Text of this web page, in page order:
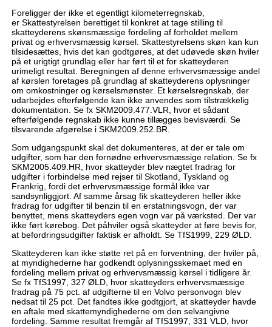
Foreligger der ikke et egentligt kilometerregnskab,
er Skattestyrelsen berettiget til konkret at tage stilling til
skatteyderens skønsmæssige fordeling af forholdet mellem
privat og erhvervsmæssig kørsel. Skattestyrelsens skøn kan kun
tilsidesættes, hvis det kan godtgøres, at det udøvede skøn hviler
på et urigtigt grundlag eller har ført til et for skatteyderen
urimeligt resultat. Beregningen af denne erhvervsmæssige andel
af kørslen foretages på grundlag af skatteyderens oplysninger
om omkostninger og kørselsmønster. Et kørselsregnskab, der
udarbejdes efterfølgende kan ikke anvendes som tilstrækkelig
dokumentation. Se fx SKM2009.477.VLR, hvor et sådant
efterfølgende regnskab ikke kunne tillægges bevisværdi. Se
tilsvarende afgørelse i SKM2009.252.BR.
Som udgangspunkt skal det dokumenteres, at der er tale om
udgifter, som har den fornødne erhvervsmæssige relation. Se fx
SKM2005.409.HR, hvor skatteyder blev nægtet fradrag for
udgifter i forbindelse med rejser til Skotland, Tyskland og
Frankrig, fordi det erhvervsmæssige formål ikke var
sandsynliggjort. Af samme årsag fik skatteyderen heller ikke
fradrag for udgifter til benzin til en erstatningsvogn, der var
benyttet, mens skatteyders egen vogn var på værksted. Der var
ikke ført kørebog. Det påhviler også skatteyder at føre bevis for,
at befordringsudgifter faktisk er afholdt. Se TfS1999, 229 ØLD.
Skatteyderen kan ikke støtte ret på en forventning, der hviler på,
at myndighederne har godkendt oplysningsskemaet med en
fordeling mellem privat og erhvervsmæssig kørsel i tidligere år.
Se fx TfS1997, 327 ØLD, hvor skatteyders erhvervsmæssige
fradrag på 75 pct. af udgifterne til en Volvo personvogn blev
nedsat til 25 pct. Det fandtes ikke godtgjort, at skatteyder havde
en aftale med skattemyndighederne om den selvangivne
fordeling. Samme resultat fremgår af TfS1997, 331 VLD, hvor